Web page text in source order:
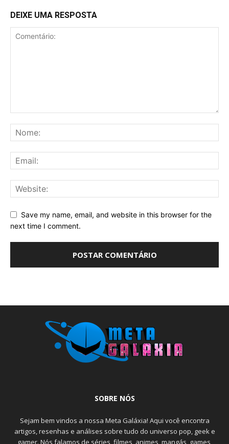
DEIXE UMA RESPOSTA
Save my name, email, and website in this browser for the
next time I comment.
SOBRE NÓS
Sejam bem vindos a nossa Meta Galáxia! Aqui você encontra
artigos, resenhas e análises sobre tudo do universo pop, geek e
gamer. Nós falamos de séries, filmes, animes, mangás, games,